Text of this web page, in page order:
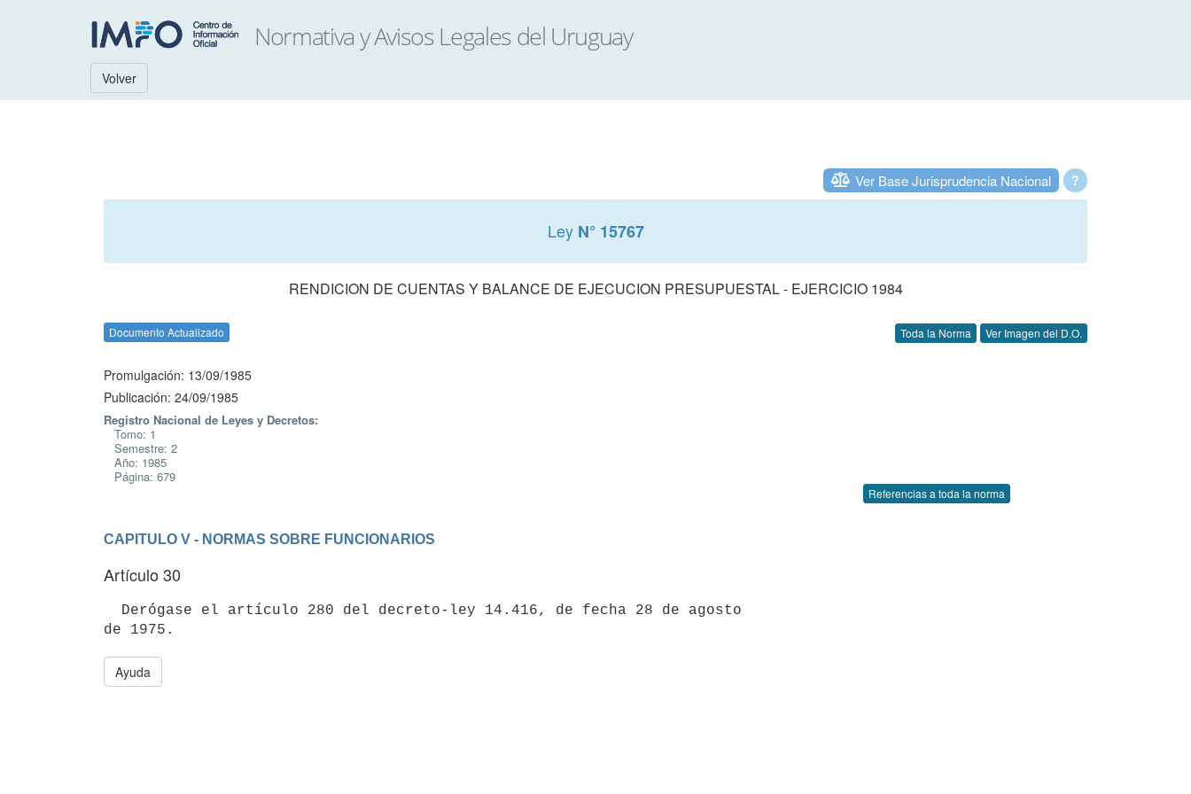
Volver
?
Ver Base Jurisprudencia Nacional
Ley N° 15767
RENDICION DE CUENTAS Y BALANCE DE EJECUCION PRESUPUESTAL - EJERCICIO 1984
Documento Actualizado Toda la Norma Ver Imagen del D.O.
Promulgación: 13/09/1985
Publicación: 24/09/1985
Registro Nacional de Leyes y Decretos:
Tomo: 1
Semestre: 2
Año: 1985
Página: 679
Referencias a toda la norma
CAPITULO V - NORMAS SOBRE FUNCIONARIOS
Artículo 30
Ayuda